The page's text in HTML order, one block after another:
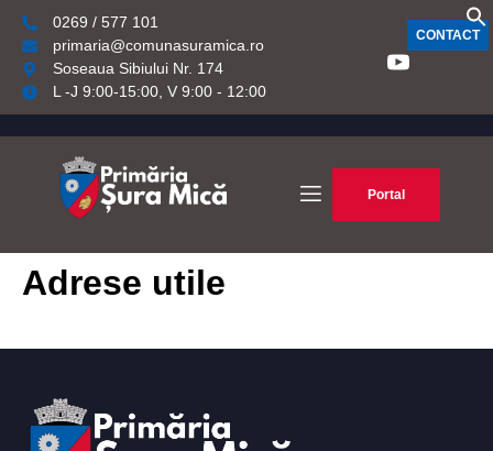
0269 / 577 101
primaria@comunasuramica.ro
Soseaua Sibiului Nr. 174
L -J 9:00-15:00, V 9:00 - 12:00
CONTACT
Portal
Adrese utile